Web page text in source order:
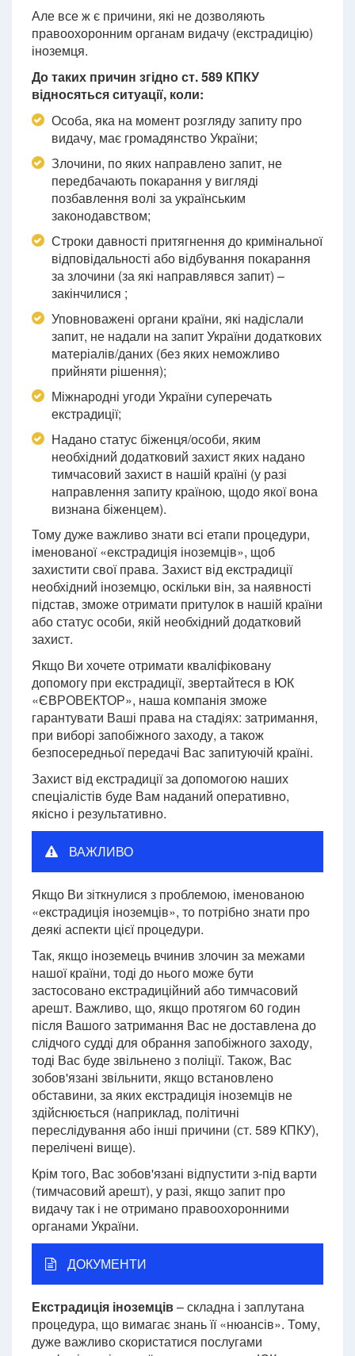
Але все ж є причини, які не дозволяють
правоохоронним органам видачу (екстрадицію)
іноземця.
До таких причин згідно ст. 589 КПКУ
відносяться ситуації, коли:
Особа, яка на момент розгляду запиту про
видачу, має громадянство України;
Злочини, по яких направлено запит, не
передбачають покарання у вигляді
позбавлення волі за українським
законодавством;
Строки давності притягнення до кримінальної
відповідальності або відбування покарання
за злочини (за які направлявся запит) –
закінчилися ;
Уповноважені органи країни, які надіслали
запит, не надали на запит України додаткових
матеріалів/даних (без яких неможливо
прийняти рішення);
Міжнародні угоди України суперечать
екстрадиції;
Надано статус біженця/особи, яким
необхідний додатковий захист яких надано
тимчасовий захист в нашій країні (у разі
направлення запиту країною, щодо якої вона
визнана біженцем).
Тому дуже важливо знати всі етапи процедури,
іменованої «екстрадиція іноземців», щоб
захистити свої права. Захист від екстрадиції
необхідний іноземцю, оскільки він, за наявності
підстав, зможе отримати притулок в нашій країни
або статус особи, якій необхідний додатковий
захист.
Якщо Ви хочете отримати кваліфіковану
допомогу при екстрадиції, звертайтеся в ЮК
«ЄВРОВЕКТОР», наша компанія зможе
гарантувати Ваші права на стадіях: затримання,
при виборі запобіжного заходу, а також
безпосередньої передачі Вас запитуючій країні.
Захист від екстрадиції за допомогою наших
спеціалістів буде Вам наданий оперативно,
якісно і результативно.
ВАЖЛИВО
Якщо Ви зіткнулися з проблемою, іменованою
«екстрадиція іноземців», то потрібно знати про
деякі аспекти цієї процедури.
Так, якщо іноземець вчинив злочин за межами
нашої країни, тоді до нього може бути
застосовано екстрадиційний або тимчасовий
арешт. Важливо, що, якщо протягом 60 годин
після Вашого затримання Вас не доставлена до
слідчого судді для обрання запобіжного заходу,
тоді Вас буде звільнено з поліції. Також, Вас
зобов'язані звільнити, якщо встановлено
обставини, за яких екстрадиція іноземців не
здійснюється (наприклад, політичні
переслідування або інші причини (ст. 589 КПКУ),
перелічені вище).
Крім того, Вас зобов'язані відпустити з-під варти
(тимчасовий арешт), у разі, якщо запит про
видачу так і не отримано правоохоронними
органами України.
ДОКУМЕНТИ
Екстрадиція іноземців– складна і заплутана
процедура, що вимагає знань її «нюансів». Тому,
дуже важливо скористатися послугами